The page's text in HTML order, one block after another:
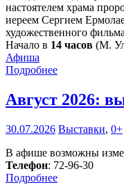
настоятелем храма
иереем Сергием
художественного
Начало в 14 часов (М.
Афиша
Подробнее
Август 2026:
30.07.2026 Выставки, 0+
В афише возможны
Телефон: 72-96-30
Подробнее